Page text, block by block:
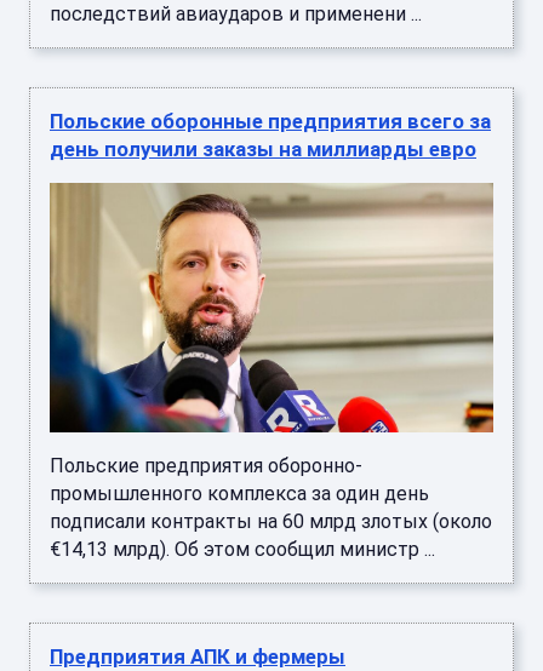
последствий авиаударов и применени ...
Польские оборонные предприятия всего за
день получили заказы на миллиарды евро
Польские предприятия оборонно-
промышленного комплекса за один день
подписали контракты на 60 млрд злотых (около
€14,13 млрд). Об этом сообщил министр ...
Предприятия АПК и фермеры